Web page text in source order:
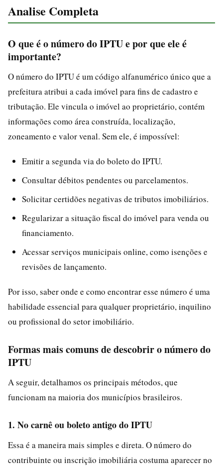
Analise Completa
O que é o número do IPTU e por que ele é
importante?
O número do IPTU é um código alfanumérico único que a
prefeitura atribui a cada imóvel para fins de cadastro e
tributação. Ele vincula o imóvel ao proprietário, contém
informações como área construída, localização,
zoneamento e valor venal. Sem ele, é impossível:
Emitir a segunda via do boleto do IPTU.
Consultar débitos pendentes ou parcelamentos.
Solicitar certidões negativas de tributos imobiliários.
Regularizar a situação fiscal do imóvel para venda ou
financiamento.
Acessar serviços municipais online, como isenções e
revisões de lançamento.
Por isso, saber onde e como encontrar esse número é uma
habilidade essencial para qualquer proprietário, inquilino
ou profissional do setor imobiliário.
Formas mais comuns de descobrir o número do
IPTU
A seguir, detalhamos os principais métodos, que
funcionam na maioria dos municípios brasileiros.
1. No carnê ou boleto antigo do IPTU
Essa é a maneira mais simples e direta. O número do
contribuinte ou inscrição imobiliária costuma aparecer no